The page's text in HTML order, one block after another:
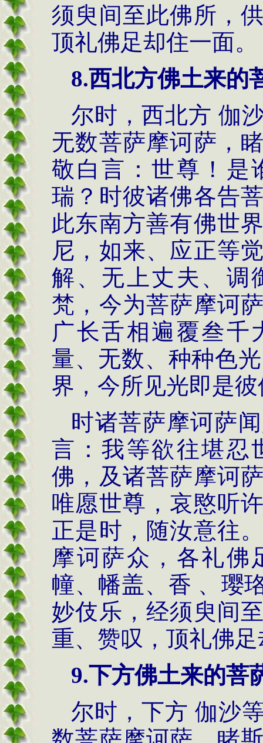
须臾间至此佛所，
顶礼佛足却住一面。
8.西北方佛土来的
尔时，西北方 伽
无数菩萨摩诃萨，
敬白言：世尊！是
瑞？时彼诸佛各告
此东南方善有佛世
尼，如来、应正等
解、无上丈夫、调
梵，今为菩萨摩诃
广长舌相遍覆叁千
量、无数、种种色
界，今所见光即是
时诸菩萨摩诃萨
言：我等欲往堪忍
佛，及诸菩萨摩诃
唯愿世尊，哀愍听
正是时，随汝意往
摩诃萨众，各礼佛
幢、幡盖、香 、璎
妙伎乐，经须臾间
重、赞叹，顶礼佛
9.下方佛土来的菩
尔时，下方 伽沙